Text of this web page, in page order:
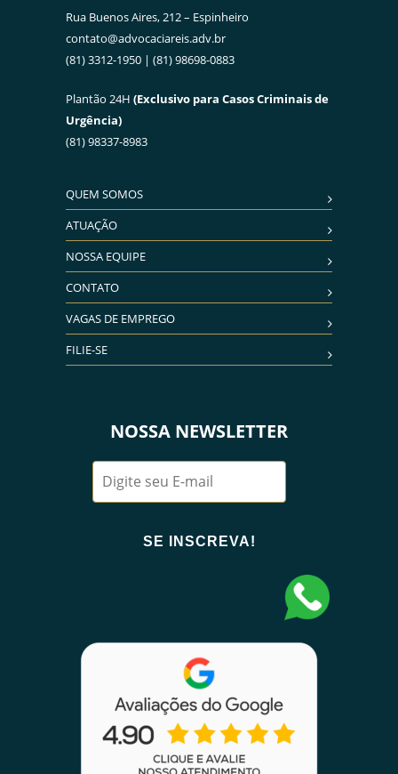
Rua Buenos Aires, 212 – Espinheiro
contato@advocaciareis.adv.br
(81) 3312-1950 | (81) 98698-0883
Plantão 24H (Exclusivo para Casos Criminais de
Urgência)
(81) 98337-8983
QUEM SOMOS
ATUAÇÃO
NOSSA EQUIPE
CONTATO
VAGAS DE EMPREGO
FILIE-SE
NOSSA NEWSLETTER